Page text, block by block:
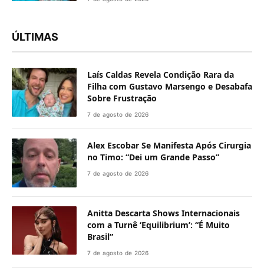
ÚLTIMAS
Laís Caldas Revela Condição Rara da
Filha com Gustavo Marsengo e Desabafa
Sobre Frustração
7 de agosto de 2026
Alex Escobar Se Manifesta Após Cirurgia
no Timo: “Dei um Grande Passo”
7 de agosto de 2026
Anitta Descarta Shows Internacionais
com a Turnê ‘Equilibrium’: “É Muito
Brasil”
7 de agosto de 2026